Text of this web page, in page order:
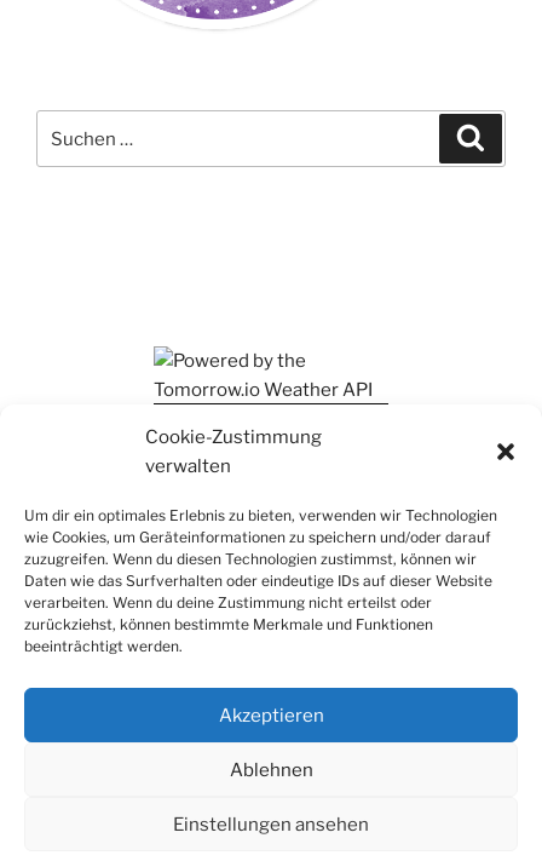
Cookie-Zustimmung
verwalten
Um dir ein optimales Erlebnis zu bieten, verwenden wir Technologien
wie Cookies, um Geräteinformationen zu speichern und/oder darauf
zuzugreifen. Wenn du diesen Technologien zustimmst, können wir
Daten wie das Surfverhalten oder eindeutige IDs auf dieser Website
verarbeiten. Wenn du deine Zustimmung nicht erteilst oder
zurückziehst, können bestimmte Merkmale und Funktionen
beeinträchtigt werden.
Akzeptieren
Ablehnen
Einstellungen ansehen
nach: